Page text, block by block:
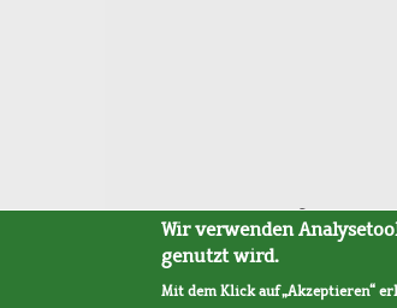
Fußleistenmenü
SitemapBarrierefreiheit
Wir verwenden
genutzt wird.
Mit dem Klick auf „Akzeptieren“